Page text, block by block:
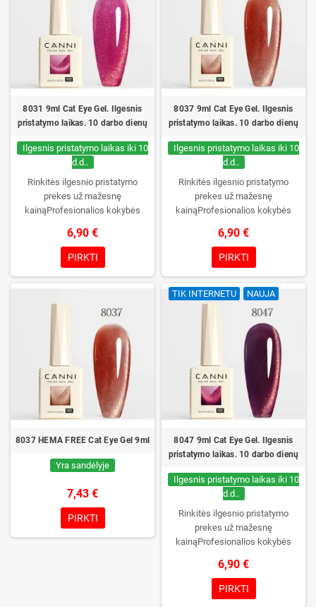
8031 9ml Cat Eye Gel. Ilgesnis
pristatymo laikas. 10 darbo dienų
Ilgesnis pristatymo laikas iki 10
d.d..
Rinkitės ilgesnio pristatymo
prekes už mažesnę
kainąProfesionalios kokybės
konsistencija, platus spalvų
pasirinkimas, patikimas stingimas
UV/LED lempose ir ilgas manikiūro
išliekamumas. Kiekvienas
pirmą kartą jį atidarysite tik Jūs.
6,90 €
PIRKTI
8037 9ml Cat Eye Gel. Ilgesnis
pristatymo laikas. 10 darbo dienų
Ilgesnis pristatymo laikas iki 10
d.d..
Rinkitės ilgesnio pristatymo
prekes už mažesnę
kainąProfesionalios kokybės
konsistencija, platus spalvų
pasirinkimas, patikimas stingimas
UV/LED lempose ir ilgas manikiūro
išliekamumas. Kiekvienas
buteliukas supakuotas į dėžutę –
pirmą kartą jį atidarysite tik Jūs.
6,90 €
PIRKTI
8037 HEMA FREE Cat Eye Gel 9ml
Yra sandėlyje
7,43 €
PIRKTI
TIK INTERNETU NAUJA
8047 9ml Cat Eye Gel. Ilgesnis
pristatymo laikas. 10 darbo dienų
Ilgesnis pristatymo laikas iki 10
d.d..
Rinkitės ilgesnio pristatymo
prekes už mažesnę
kainąProfesionalios kokybės
konsistencija, platus spalvų
pasirinkimas, patikimas stingimas
UV/LED lempose ir ilgas manikiūro
6,90 €
PIRKTI